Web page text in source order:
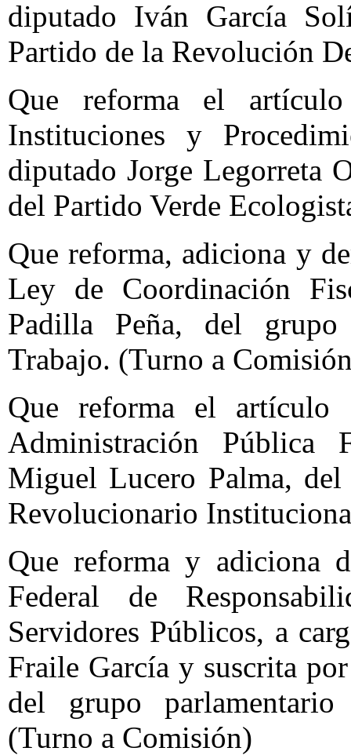
diputado Iván García
Partido de la Revolución
Que reforma el
Instituciones y
diputado Jorge Legorreta
del Partido Verde
Que reforma, adiciona y
Ley de Coordinación
Padilla Peña, del
Trabajo. (Turno a
Que reforma el
Administración Pública
Miguel Lucero Palma,
Revolucionario
Que reforma y adiciona
Federal de
Servidores Públicos, a
Fraile García y suscrita
del grupo
(Turno a Comisión)